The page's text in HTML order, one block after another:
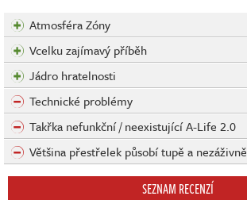
Atmosféra Zóny
Vcelku zajímavý příběh
Jádro hratelnosti
Technické problémy
Takřka nefunkční / neexistující A-Life 2.0
Většina přestřelek působí tupě a nezáživně
SEZNAM RECENZÍ